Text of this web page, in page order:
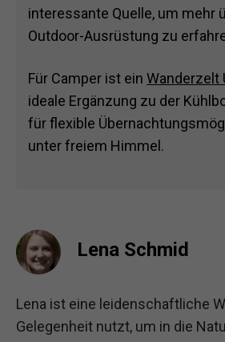
interessante Quelle, um mehr
Outdoor-Ausrüstung zu
Für Camper ist ein Wanderzelt
ideale Ergänzung zu der
für flexible
unter freiem Himmel.
Lena Schmid
Lena ist eine leidenschaftliche
Gelegenheit nutzt, um in die